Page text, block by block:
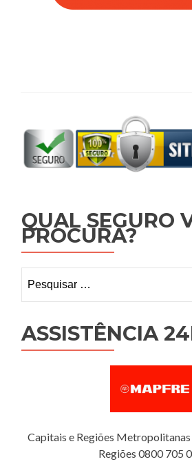
QUAL SEGURO
PROCURA?
por:
ASSISTÊNCIA
Capitais e Regiões
Regiões 0800 705